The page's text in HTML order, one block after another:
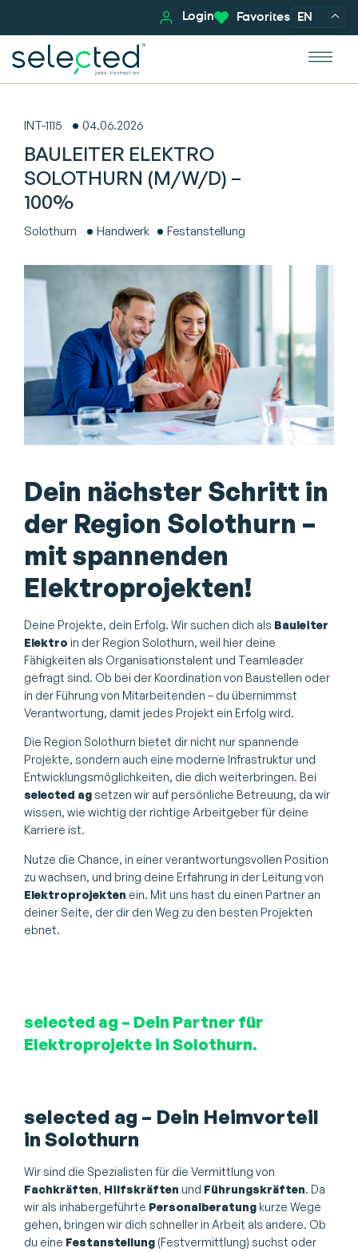
Login Favorites EN
INT-1115 04.06.2026
BAULEITER ELEKTRO
SOLOTHURN (M/W/D) –
100%
Solothurn Handwerk Festanstellung
Dein nächster Schritt in
der Region Solothurn –
mit spannenden
Elektroprojekten!
Deine Projekte, dein Erfolg. Wir suchen dich als Bauleiter
Elektro in der Region Solothurn, weil hier deine
Fähigkeiten als Organisationstalent und Teamleader
gefragt sind. Ob bei der Koordination von Baustellen oder
in der Führung von Mitarbeitenden – du übernimmst
Verantwortung, damit jedes Projekt ein Erfolg wird.
Die Region Solothurn bietet dir nicht nur spannende
Projekte, sondern auch eine moderne Infrastruktur und
Entwicklungsmöglichkeiten, die dich weiterbringen. Bei
selected agsetzen wir auf persönliche Betreuung, da wir
wissen, wie wichtig der richtige Arbeitgeber für deine
Karriere ist.
Nutze die Chance, in einer verantwortungsvollen Position
zu wachsen, und bring deine Erfahrung in der Leitung von
Elektroprojekten ein. Mit uns hast du einen Partner an
deiner Seite, der dir den Weg zu den besten Projekten
ebnet.
selected ag – Dein Partner für
Elektroprojekte in Solothurn.
selected ag – Dein Heimvorteil
in Solothurn
Wir sind die Spezialisten für die Vermittlung von
Fachkräften, Hilfskräften und Führungskräften. Da
wir als inhabergeführte Personalberatung kurze Wege
gehen, bringen wir dich schneller in Arbeit als andere. Ob
du eine Festanstellung (Festvermittlung) suchst oder